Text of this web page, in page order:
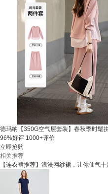
德玛纳【350G空气层套装】春秋季时髦
96%好评 1000+评价
立即抢购
相关推荐
【连衣裙推荐】浪漫网纱裙，让你仙气十